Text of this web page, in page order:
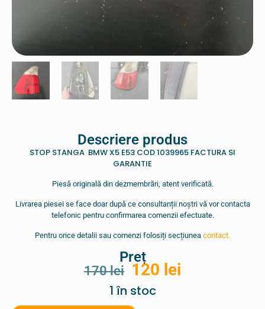
Descriere produs
STOP STANGA BMW X5 E53 COD 1039965 FACTURA SI
GARANTIE
Piesă originală din dezmembrări, atent verificată.
Livrarea piesei se face doar după ce consultanții noștri vă vor contacta
telefonic pentru confirmarea comenzii efectuate.
Pentru orice detalii sau comenzi folosiți secțiunea contact.
Preț
170lei 120 lei
1 în stoc